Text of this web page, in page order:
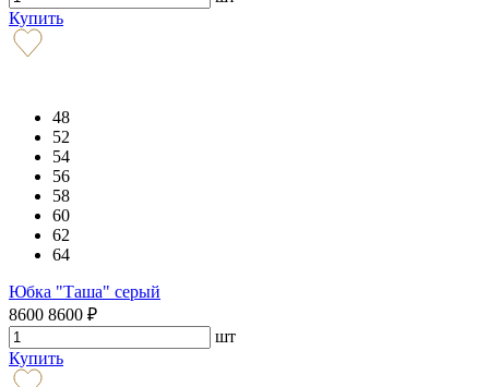
Купить
48
52
54
56
58
60
62
64
Юбка "Таша" серый
8600 8600 ₽
шт
Купить